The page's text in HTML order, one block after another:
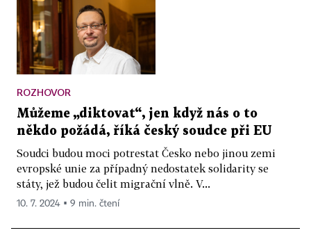
ROZHOVOR
Můžeme „diktovat“, jen když nás o to
někdo požádá, říká český soudce při EU
Soudci budou moci potrestat Česko nebo jinou zemi
evropské unie za případný nedostatek solidarity se
státy, jež budou čelit migrační vlně. V...
10. 7. 2024 ▪ 9 min. čtení